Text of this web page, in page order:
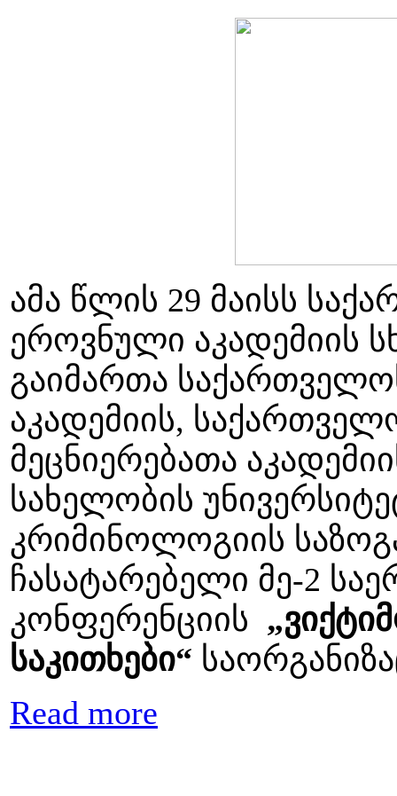
ამა წლის 29 მაისს
ეროვნული აკადემიის
გაიმართა
აკადემიის,
მეცნიერებათა
სახელობის
კრიმინოლოგიის
ჩასატარებელი მე-2
კონფერენციის
საკითხები“
Read more